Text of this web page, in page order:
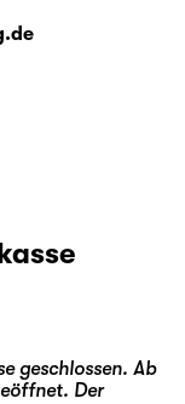
geschlossen. Ab
Der